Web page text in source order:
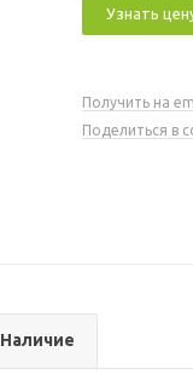
Узнать
Получить на
Поделиться в
Наличие